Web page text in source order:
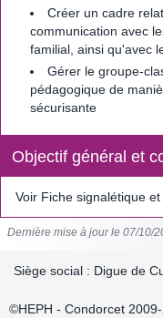
Créer un cadre
communication avec
familial, ainsi qu'avec
Gérer le groupe-
pédagogique de
sécurisante
Objectif général et
Voir Fiche signalétique et
Dernière mise à jour le 07/10/
Siège social : Digue de
©HEPH - Condorcet